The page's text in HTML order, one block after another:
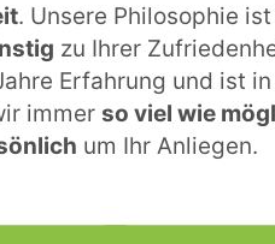
. Unsere Philosophie
zu Ihrer
Erfahrung und ist
immer so viel wie
um Ihr Anliegen.